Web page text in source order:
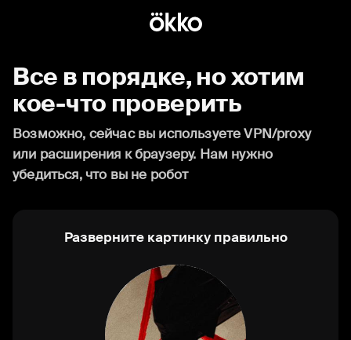
Все в порядке, но хотим
кое-что проверить
Возможно, сейчас вы используете VPN/proxy
или расширения к браузеру. Нам нужно
убедиться, что вы не робот
Разверните картинку правильно